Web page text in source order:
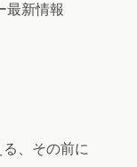
最新情報
、その前に